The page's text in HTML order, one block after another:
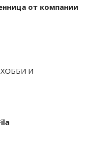
от компании
И